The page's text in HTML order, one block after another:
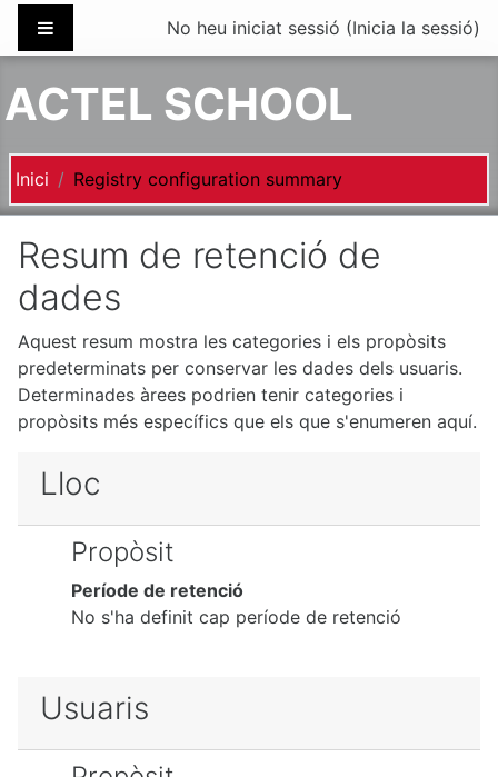
No heu iniciat sessió (Inicia la sessió)
ACTEL SCHOOL
Inici Registry configuration summary
Resum de retenció de
dades
Aquest resum mostra les categories i els propòsits
predeterminats per conservar les dades dels usuaris.
Determinades àrees podrien tenir categories i
propòsits més específics que els que s'enumeren aquí.
Lloc
Propòsit
Període de retenció
No s'ha definit cap període de retenció
Usuaris